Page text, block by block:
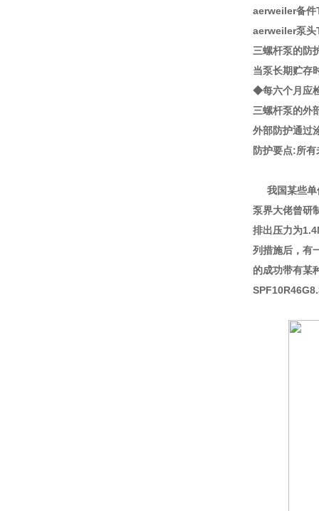
aerweiler备件
aerweiler泵头
三螺杆泵的防
当泵长期贮存
◆每六个月应
三螺杆泵的外
外部防护通过
防护要点:所
我国某些单
泵界大佬曾研
排出压力为
列措施后，有
的成功带有某